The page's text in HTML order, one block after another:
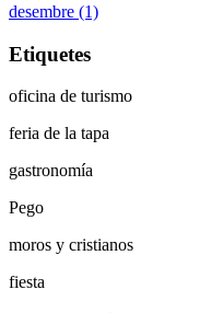
desembre (1)
Etiquetes
oficina de turismo
feria de la tapa
gastronomía
Pego
moros y cristianos
fiesta